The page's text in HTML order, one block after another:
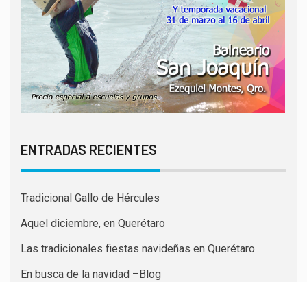
ENTRADAS RECIENTES
Tradicional Gallo de Hércules
Aquel diciembre, en Querétaro
Las tradicionales fiestas navideñas en Querétaro
En busca de la navidad –Blog